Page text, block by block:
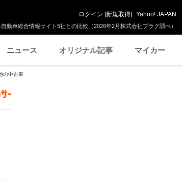
動車総合情報サイト5社との比較（2026年2月株式会社プラグ調べ）
ログイン [新規取得] Yahoo! JAPAN
ニュース オリジナル記事 マイカー
の中古車